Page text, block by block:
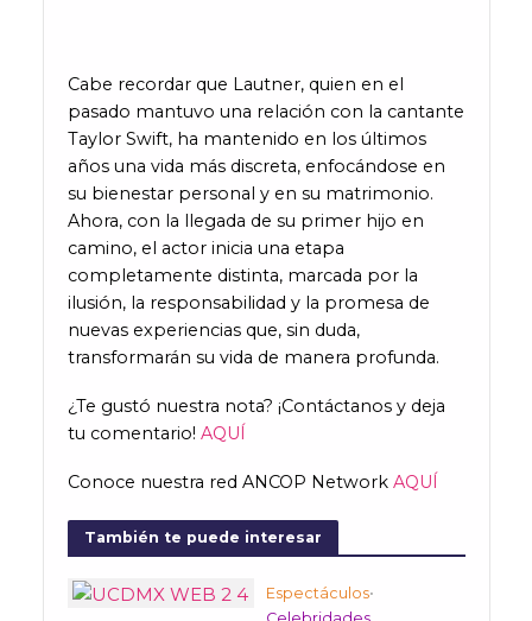
Cabe recordar que Lautner, quien en el
pasado mantuvo una relación con la cantante
Taylor Swift, ha mantenido en los últimos
años una vida más discreta, enfocándose en
su bienestar personal y en su matrimonio.
Ahora, con la llegada de su primer hijo en
camino, el actor inicia una etapa
completamente distinta, marcada por la
ilusión, la responsabilidad y la promesa de
nuevas experiencias que, sin duda,
transformarán su vida de manera profunda.
¿Te gustó nuestra nota? ¡Contáctanos y deja
tu comentario! AQUÍ
Conoce nuestra red ANCOP Network AQUÍ
También te puede interesar
Espectáculos•